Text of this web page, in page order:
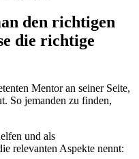
den richtigen
die richtige
Mentor an seiner Seite,
So jemanden zu finden,
und als
relevanten Aspekte nennt: